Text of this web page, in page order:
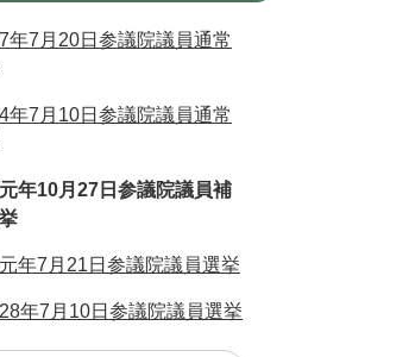
年7月20日参議院議員通常
年7月10日参議院議員通常
年10月27日参議院議員補
年7月21日参議院議員選挙
年7月10日参議院議員選挙